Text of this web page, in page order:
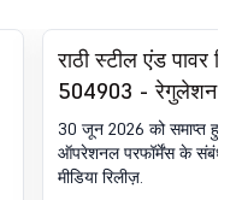
राठी स्टील एंड पावर
504903 - रेगुलेशन
के तहत घोषणा -प्रेस
मीडिया रिलीज़
30 जून 2026 को समाप्त हुई
ऑपरेशनल परफॉर्मेंस के संबंध
मीडिया रिलीज़.